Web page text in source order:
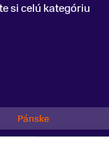
si celú kategóriu
Pánske
Horské elektrobicykle